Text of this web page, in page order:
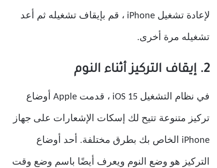
لإعادة تشغيل iPhone ، قم بإيقاف تشغيله ثم أعد
تشغيله مرة أخرى.
2. إيقاف التركيز أثناء النوم
في نظام التشغيل iOS 15 ، قدمت Apple أوضاع
تركيز متنوعة تتيح لك إسكات الإشعارات على جهاز
iPhone الخاص بك بطرق مختلفة. أحد أوضاع
التركيز هو وضع النوم ويعرف أيضًا باسم وضع وقت